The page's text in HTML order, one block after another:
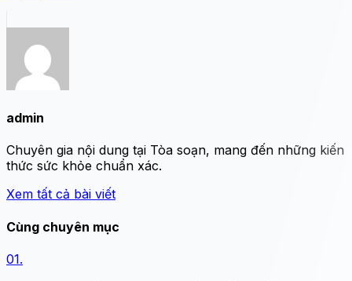
admin
Chuyên gia nội dung tại Tòa soạn, mang đến những kiến
thức sức khỏe chuẩn xác.
Xem tất cả bài viết
Cùng chuyên mục
01.